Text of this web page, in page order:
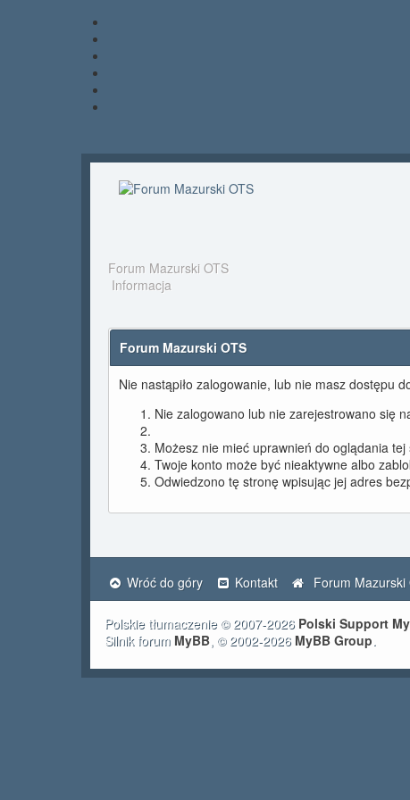
Forum Mazurski OTS
Informacja
Forum Mazurski OTS
Nie nastąpiło zalogowanie, lub nie masz dostępu
Nie zalogowano lub nie zarejestrowano się
Możesz nie mieć uprawnień do oglądania tej
Twoje konto może być nieaktywne albo
Odwiedzono tę stronę wpisując jej adres
Wróć do góry Kontakt Forum Mazurski
Polskie tłumaczenie © 2007-2026 Polski Support
Silnik forum MyBB, © 2002-2026 MyBB Group .